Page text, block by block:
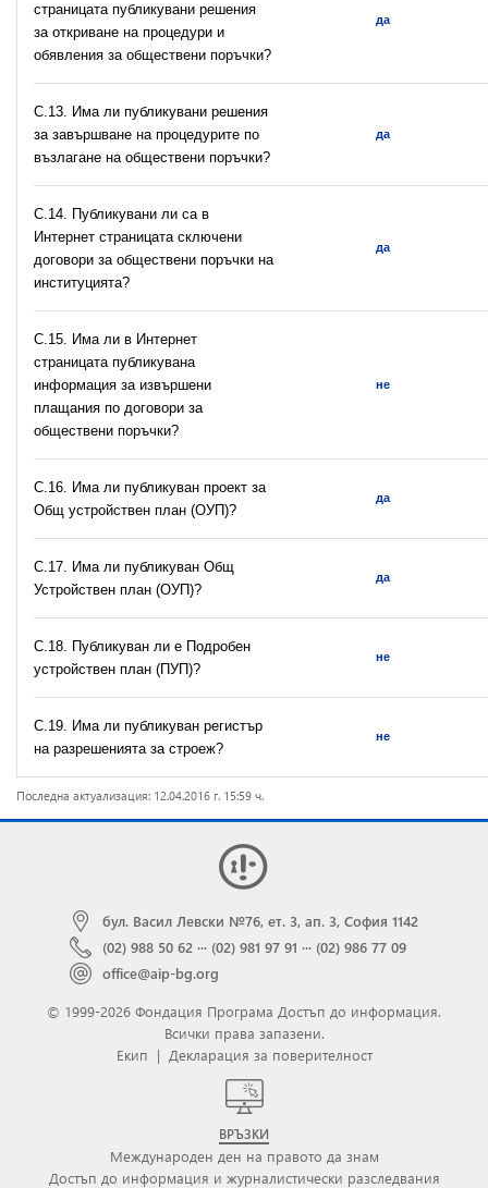
страницата публикувани решения
за откриване на процедури и
обявления за обществени поръчки?
да
С.13. Има ли публикувани решения
за завършване на процедурите по
възлагане на обществени поръчки?
да
С.14. Публикувани ли са в
Интернет страницата сключени
договори за обществени поръчки на
институцията?
да
С.15. Има ли в Интернет
страницата публикувана
информация за извършени
плащания по договори за
обществени поръчки?
не
С.16. Има ли публикуван проект за
Общ устройствен план (ОУП)?
да
С.17. Има ли публикуван Общ
Устройствен план (ОУП)?
да
С.18. Публикуван ли е Подробен
устройствен план (ПУП)?
не
С.19. Има ли публикуван регистър
на разрешeнията за строеж?
не
Последна актуализация: 12.04.2016 г. 15:59 ч.
бул. Васил Левски №76, ет. 3, ап. 3, София 1142
(02) 988 50 62 ··· (02) 981 97 91 ··· (02) 986 77 09
office@aip-bg.org
© 1999-2026 Фондация Програма Достъп до информация.
Всички права запазени.
Екип | Декларация за поверителност
ВРЪЗКИ
Международен ден на правото да знам
Достъп до информация и журналистически разследвания